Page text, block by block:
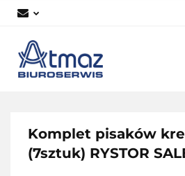
Komplet pisaków
(7sztuk) RYSTOR